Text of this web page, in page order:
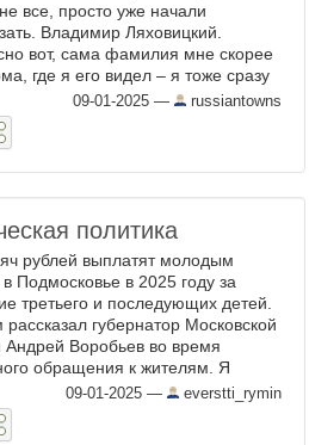
все, просто уже начали
Владимир Ляховицкий.
вот, сама фамилия мне скорее
где я его видел – я тоже сразу
А лицо 100% узнаваемое. Бывает
Умер еще 2002г в ...
09-01-2025 — russiantowns
политика
рублей выплатят молодым
Подмосковье в 2025 году за
третьего и последующих детей.
губернатор Московской
Андрей Воробьев во время
обращения к жителям. Я
представляю себе этих жителей
с третьим (и ...
09-01-2025 — everstti_rymin